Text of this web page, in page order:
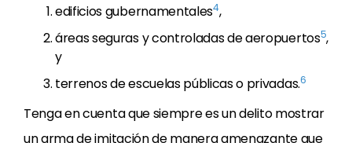
edificios gubernamentales4,
áreas seguras y controladas de aeropuertos5,
y
terrenos de escuelas públicas o privadas.6
Tenga en cuenta que siempre es un delito mostrar
un arma de imitación de manera amenazante que